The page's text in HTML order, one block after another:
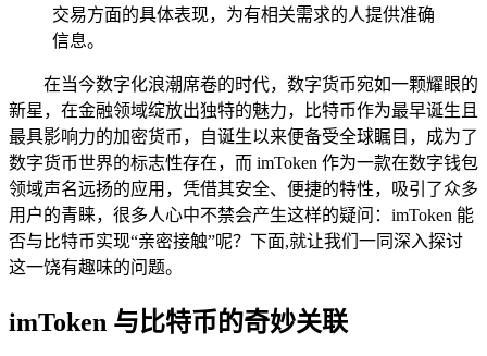
交易方面的具体表现，为有相关需求的人提供准确
信息。
在当今数字化浪潮席卷的时代，数字货币宛如一颗耀眼的
新星，在金融领域绽放出独特的魅力，比特币作为最早诞生且
最具影响力的加密货币，自诞生以来便备受全球瞩目，成为了
数字货币世界的标志性存在，而 imToken 作为一款在数字钱包
领域声名远扬的应用，凭借其安全、便捷的特性，吸引了众多
用户的青睐，很多人心中不禁会产生这样的疑问：imToken 能
否与比特币实现“亲密接触”呢？下面,就让我们一同深入探讨
这一饶有趣味的问题。
imToken 与比特币的奇妙关联